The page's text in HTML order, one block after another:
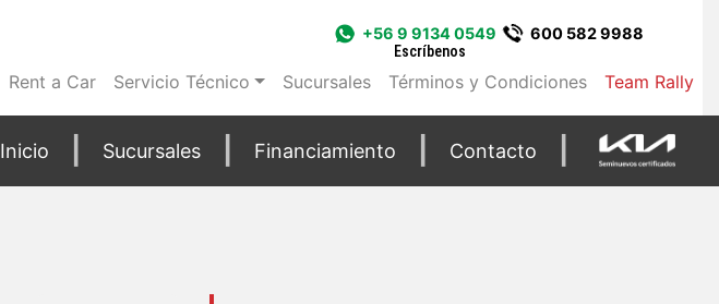
+56 9 9134 0549
Escríbenos
600 582 9988
Rent a Car Servicio Técnico Sucursales Términos y Condiciones Team Rally
Inicio Sucursales Financiamiento Contacto